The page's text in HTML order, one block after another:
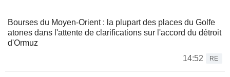
Bourses du Moyen-Orient : la plupart des places du Golfe
atones dans l'attente de clarifications sur l'accord du détroit
d'Ormuz
14:52
RE